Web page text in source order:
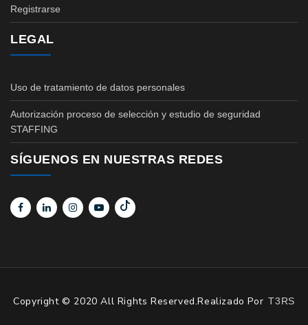
Registrarse
LEGAL
Uso de tratamiento de datos personales
Autorización proceso de selección y estudio de seguridad
STAFFING
SÍGUENOS EN NUESTRAS REDES
Copyright © 2020 All Rights Reserved.Realizado Por T3RS